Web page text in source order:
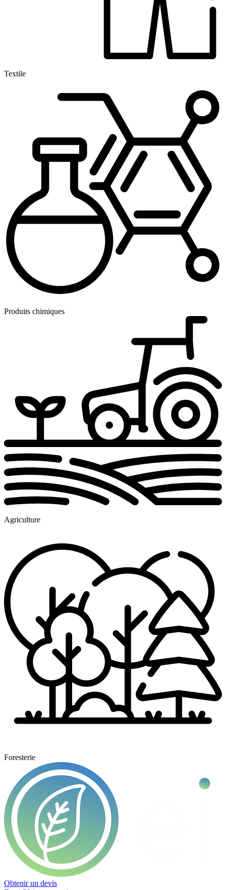
Textile
Produits chimiques
Agriculture
Foresterie
Obtenir un devis